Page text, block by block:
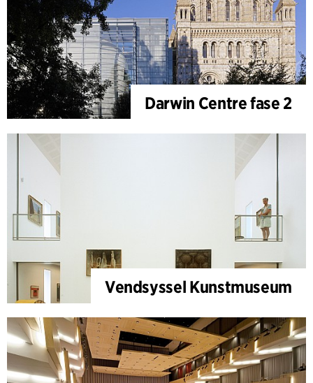
Darwin Centre fase 2
Vendsyssel Kunstmuseum